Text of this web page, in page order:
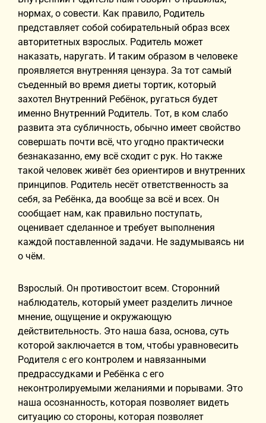
нормах, о совести. Как правило, Родитель
представляет собой собирательный образ всех
авторитетных взрослых. Родитель может
наказать, наругать. И таким образом в человеке
проявляется внутренняя цензура. За тот самый
съеденный во время диеты тортик, который
захотел Внутренний Ребёнок, ругаться будет
именно Внутренний Родитель. Тот, в ком слабо
развита эта субличность, обычно имеет свойство
совершать почти всё, что угодно практически
безнаказанно, ему всё сходит с рук. Но также
такой человек живёт без ориентиров и внутренних
принципов. Родитель несёт ответственность за
себя, за Ребёнка, да вообще за всё и всех. Он
сообщает нам, как правильно поступать,
оценивает сделанное и требует выполнения
каждой поставленной задачи. Не задумываясь ни
о чём.
Взрослый. Он противостоит всем. Сторонний
наблюдатель, который умеет разделить личное
мнение, ощущение и окружающую
действительность. Это наша база, основа, суть
которой заключается в том, чтобы уравновесить
Родителя с его контролем и навязанными
предрассудками и Ребёнка с его
неконтролируемыми желаниями и порывами. Это
наша осознанность, которая позволяет видеть
ситуацию со стороны, которая позволяет